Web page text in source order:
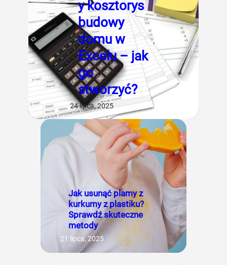
y kosztorys
budowy
domu w
Excelu – jak
go
stworzyć?
24 lipca, 2025
Jak usunąć plamy z
kurkumy z plastiku?
Sprawdź skuteczne
metody
21 lipca, 2025